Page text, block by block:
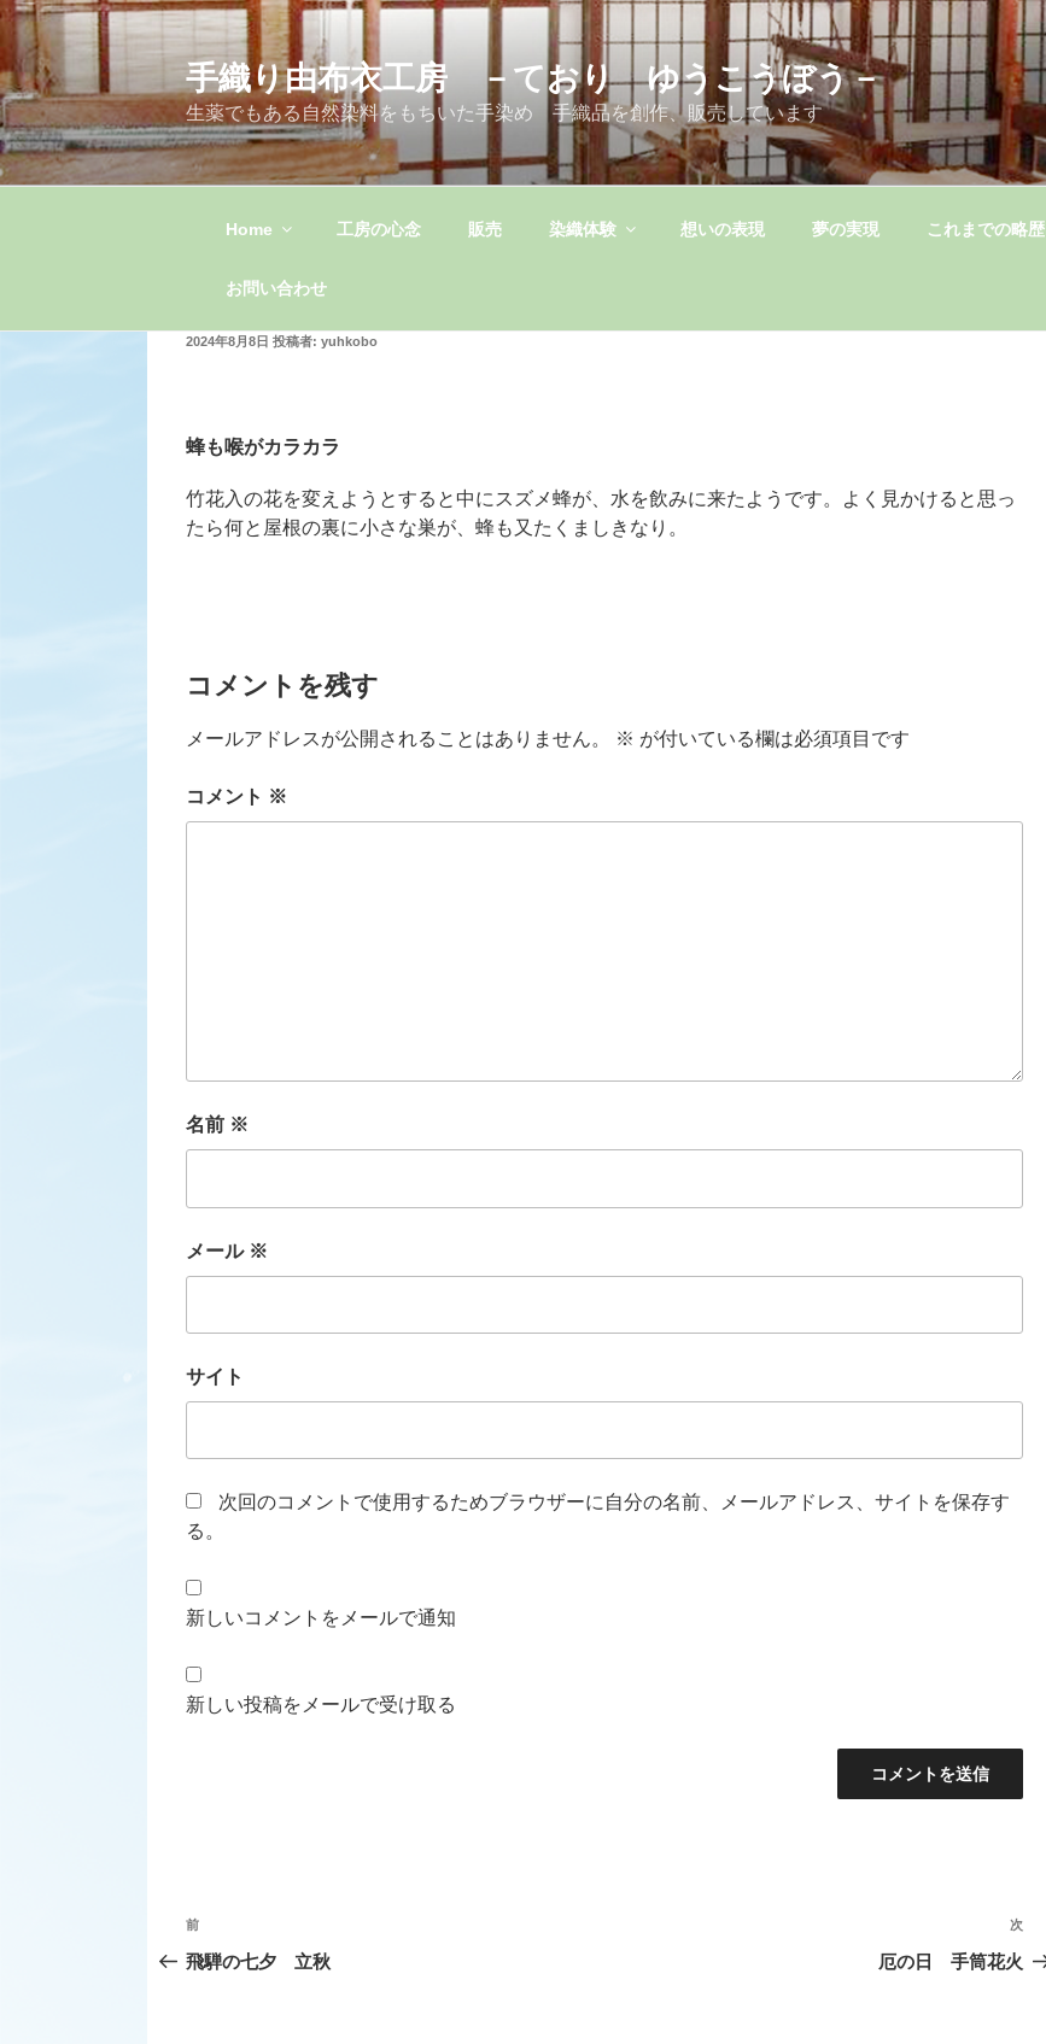
コ
テ
ン
ツ
へ
ス
手織り由布衣工房 －ており ゆうこうぼう－
生薬でもある自然染料をもちいた手染め 手織品を創作、販売しています
Home 工房の心念 販売 染織体験 想いの表現 夢の実現 これまでの略歴
お問い合わせ
投
2024年8月8日 投稿者: yuhkobo
蜂も喉がカラカラ
竹花入の花を変えようとすると中にスズメ蜂が、水を飲みに来たようです。よく見かけると思っ
たら何と屋根の裏に小さな巣が、蜂も又たくましきなり。
コメントを残す
メールアドレスが公開されることはありません。 ※ が付いている欄は必須項目です
コメント ※
名前 ※
メール ※
サイト
次回のコメントで使用するためブラウザーに自分の名前、メールアドレス、サイトを保存す
る。
新しいコメントをメールで通知
新しい投稿をメールで受け取る
稿
ナ
前
の
前
飛騨の七夕 立秋
次
の
次
厄の日 手筒花火